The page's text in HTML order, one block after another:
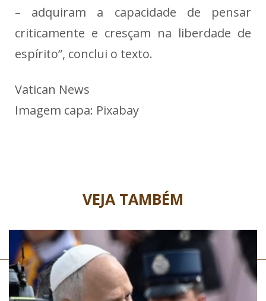
– adquiram a capacidade de pensar
criticamente e cresçam na liberdade de
espírito”, conclui o texto.
Vatican News
Imagem capa: Pixabay
VEJA TAMBÉM